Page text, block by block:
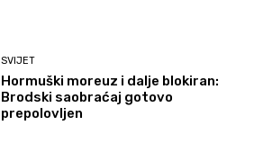
SVIJET
Hormuški moreuz i dalje blokiran:
Brodski saobraćaj gotovo
prepolovljen